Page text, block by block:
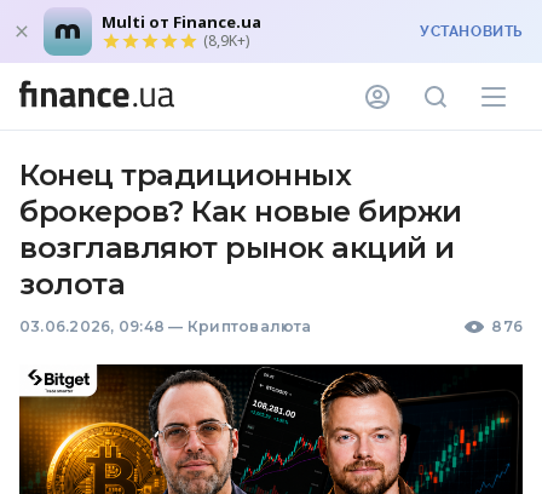
Multi от Finance.ua
(8,9K+) УСТАНОВИТЬ
Конец традиционных
брокеров? Как новые биржи
возглавляют рынок акций и
золота
03.06.2026, 09:48 — Криптовалюта 876